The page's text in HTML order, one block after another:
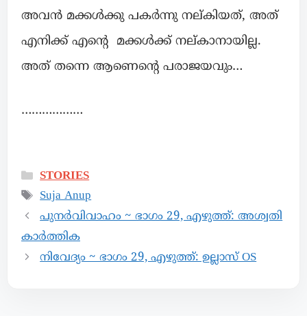
അവൻ മക്കൾക്കു പകർന്നു നല്കിയത്, അത്
എനിക്ക് എൻ്റെ മക്കൾക്ക് നല്കാനായില്ല.
അത് തന്നെ ആണെൻ്റെ പരാജയവും…
………………
STORIES
Suja Anup
പുനർവിവാഹം ~ ഭാഗം 29, എഴുത്ത്: അശ്വതി
കാർത്തിക
നിവേദ്യം ~ ഭാഗം 29, എഴുത്ത്: ഉല്ലാസ് OS